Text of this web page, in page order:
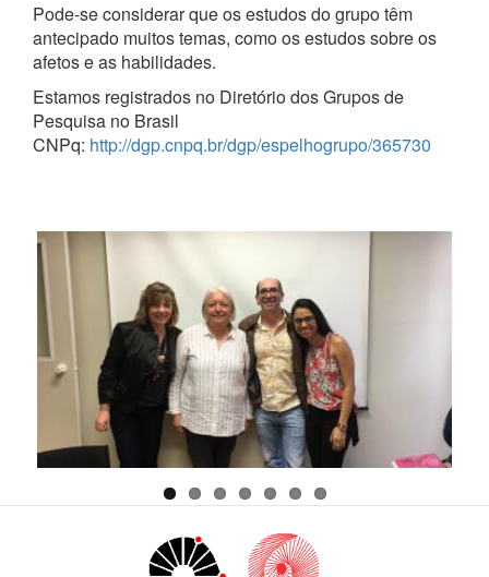
Pode-se considerar que os estudos do grupo têm
antecipado muitos temas, como os estudos sobre os
afetos e as habilidades.
Estamos registrados no Diretório dos Grupos de
Pesquisa no Brasil
CNPq: http://dgp.cnpq.br/dgp/espelhogrupo/365730